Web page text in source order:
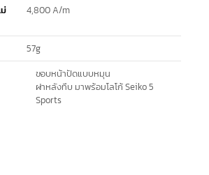
4,800 A/m
57g
ขอบหน้าปัดแบบหมุน
ฝาหลังทึบ มาพร้อมโลโก้ Seiko 5
Sports